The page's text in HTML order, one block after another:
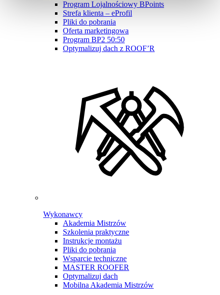
Program Lojalnościowy BPoints
Strefa klienta – eProfil
Pliki do pobrania
Oferta marketingowa
Program BP2 50:50
Optymalizuj dach z ROOF’R
Wykonawcy
Akademia Mistrzów
Szkolenia praktyczne
Instrukcje montażu
Pliki do pobrania
Wsparcie techniczne
MASTER ROOFER
Optymalizuj dach
Mobilna Akademia Mistrzów